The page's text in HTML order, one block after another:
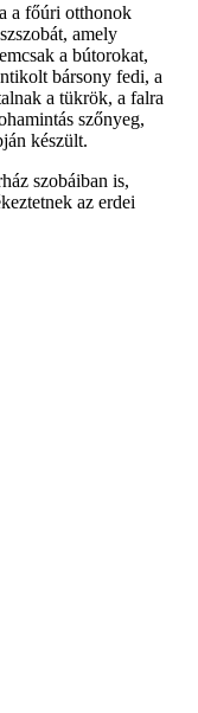
a főúri otthonok
amely
a bútorokat,
bársony fedi, a
a tükrök, a falra
szőnyeg,
készült.
szobáiban is,
az erdei